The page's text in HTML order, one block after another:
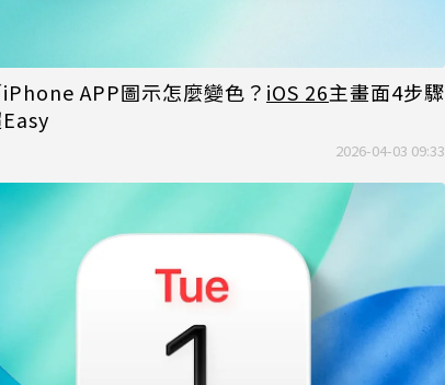
APP圖示怎麼變色？ iOS 26主畫面4步驟
2026-04-03 09:33